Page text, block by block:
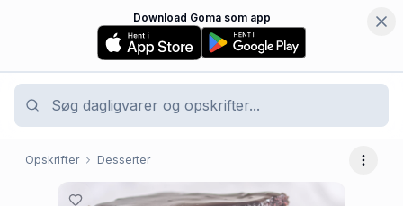
Download Goma som app
Opskrifter Desserter Flere